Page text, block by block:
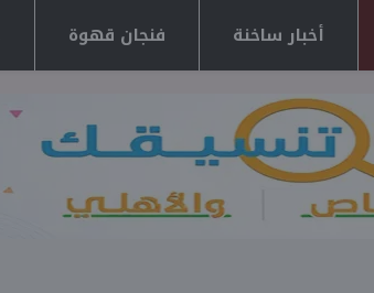
أخبار ساخنة فنجان قهوة